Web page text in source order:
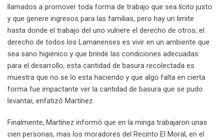
llamados a promover toda forma de trabajo que sea lícito justo
y que genere ingresos para las familias, pero hay un limite
hasta donde el trabajo del uno vulnere el derecho de otros; el
derecho de todos los Lamanenses es vivir en un ambiente que
sea sano higiénico y que brinde las condiciones adecuadas
para el desarrollo, esta cantidad de basura recolectada es
muestra que no se lo esta haciendo y que algo falta en cierta
forma fue impactante ver la cantidad de basura que se pudo
levantar, enfatizó Martínez.
Finalmente, Martínez informó que en la minga trabajaron unas
cien personas, mas los moradores del Recinto El Moral, en el